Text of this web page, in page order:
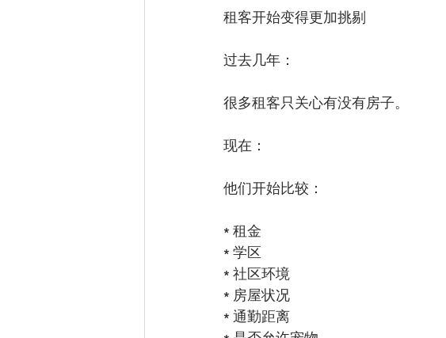
租客开始变得更加挑剔
过去几年：
很多租客只关心有没有房子。
现在：
他们开始比较：
* 租金
* 学区
* 社区环境
* 房屋状况
* 通勤距离